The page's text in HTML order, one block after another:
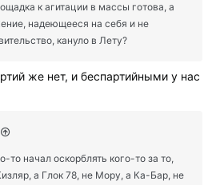
к агитации в массы готова, а
надеющееся на себя и не
кануло в Лету?
же нет, и беспартийными у нас
то начал оскорблять кого-то за то,
а Глок 78, не Мору, а Ка-Бар, не